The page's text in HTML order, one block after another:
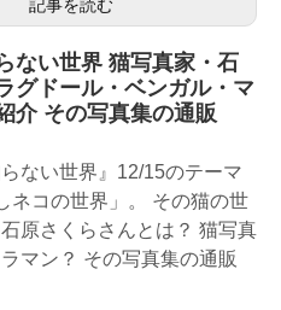
記事を読む
ない世界 猫写真家・石
グドール・ベンガル・マ
介 その写真集の通販
らない世界』12/15のテーマ
ネコの世界」。 その猫の世
原さくらさんとは？ 猫写真
マン？ その写真集の通販